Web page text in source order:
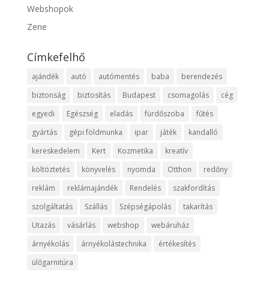
Webshopok
Zene
Címkefelhő
ajándék autó autómentés baba
berendezés
biztonság
biztosítás Budapest csomagolás
cég
egyedi
Egészség eladás fürdőszoba
fűtés
gyártás
gépi földmunka ipar játék
kandalló
kereskedelem
Kert Kozmetika
kreatív
költöztetés
könyvelés nyomda Otthon
redőny
reklám
reklámajándék Rendelés
szakfordítás
szolgáltatás
Szállás Szépségápolás
takarítás
Utazás
vásárlás webshop
webáruház
árnyékolás
árnyékolástechnika
értékesítés
ülőgarnitúra